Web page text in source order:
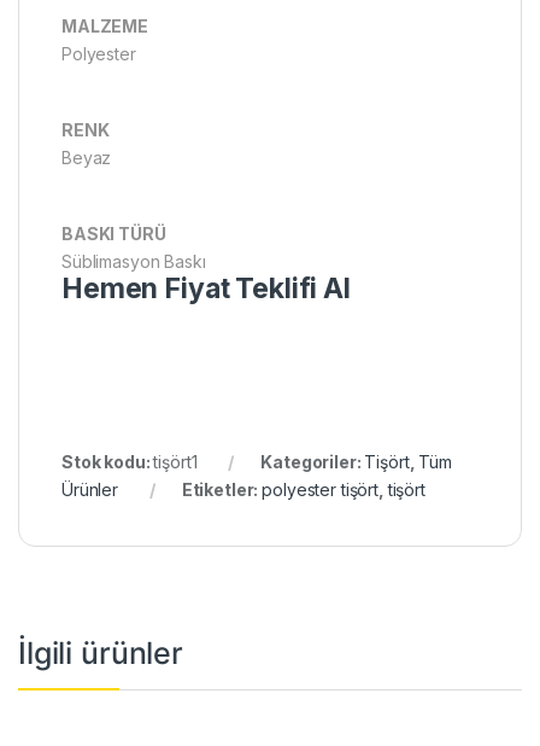
MALZEME
Polyester
RENK
Beyaz
BASKI TÜRÜ
Süblimasyon Baskı
Hemen Fiyat Teklifi Al
Stok kodu:tişört1 Kategoriler: Tişört, Tüm
Ürünler
Etiketler:polyester tişört,tişört
İlgili ürünler